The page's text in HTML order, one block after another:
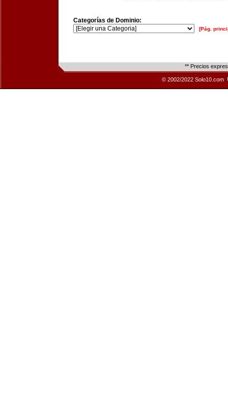
Categorías de Dominio:
[Pág.
** Precios
© 2002/2022 Solo10.com